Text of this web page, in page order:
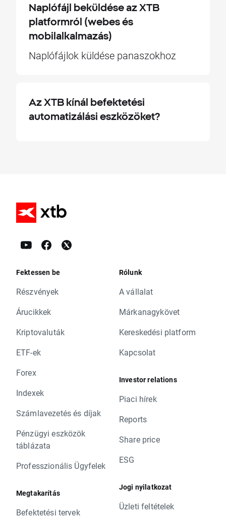
Naplófájl beküldése az XTB
platformról (webes és
mobilalkalmazás)
Naplófájlok küldése panaszokhoz
Az XTB kínál befektetési
automatizálási eszközöket?
Fektessen be
Részvények
Árucikkek
Kriptovaluták
ETF-ek
Forex
Indexek
Számlavezetés és díjak
Pénzügyi eszközök
táblázata
Professzionális Ügyfelek
Megtakarítás
Befektetési tervek
Rólunk
A vállalat
Márkanagykövet
Kereskedési platform
Kapcsolat
Investor relations
Piaci hírek
Reports
Share price
ESG
Jogi nyilatkozat
Üzleti feltételek